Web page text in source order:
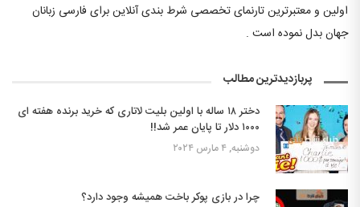
اولین و معتبرترین تارنمای تخصصی شرط بندی آنلاین برای فارسی زبانان
جهان بدل نموده است .
پربازدیدترین مطالب
دختر ۱۸ ساله با اولین بلیت لاتاری که خرید برنده هفته ای
۱۰۰۰ دلار تا پایان عمر شد!!
دوشنبه, ۴ مارس ۲۰۲۴
چرا در بازی پوکر باخت همیشه وجود دارد؟